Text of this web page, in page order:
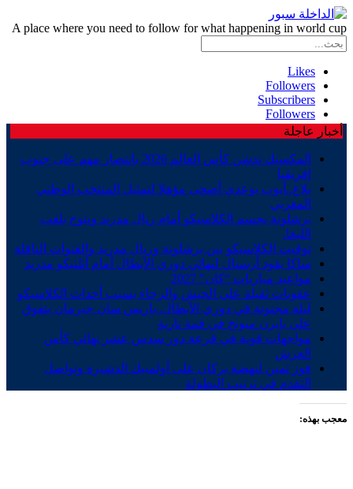
A place where you need to follow for what happening in world cup
Likes
Followers
Subscribers
Followers
أخبار عاجلة
المكسيك تدشن كأس العالم 2026 بانتصار مهم على جنوب
إفريقيا
بلاغ..أيوب بوعدي أضحى مؤهلا لتمثيل المنتخب الوطني
المغربي
برشلونة يحسم الكلاسيكو أمام ريال مدريد ويتوج بلقب
الليغا.
توقيت الكلاسيكو بين برشلونة وريال مدريد والقنوات الناقلة
ساكا يقود أرسنال لنهائي دوري الأبطال أمام أتلتيكو مدريد
مواعيد مباريات “كان” 2027
عقوبات ثقيلة على الجيش والرجاء بسبب أحداث الكلاسيكو
ليلة مجنونة في دوري الأبطال..باريس سان جيرمان يتفوق
على بايرن ميونخ في قمة نارية
مواجهات قوية في قرعة دور سدس عشر نهائي كأس
العرش
فوز ثمين لنهضة بركان على أولمبيك الدشيرة وتواصل
التقدم في ترتيب البطولة
معجب بهذه: